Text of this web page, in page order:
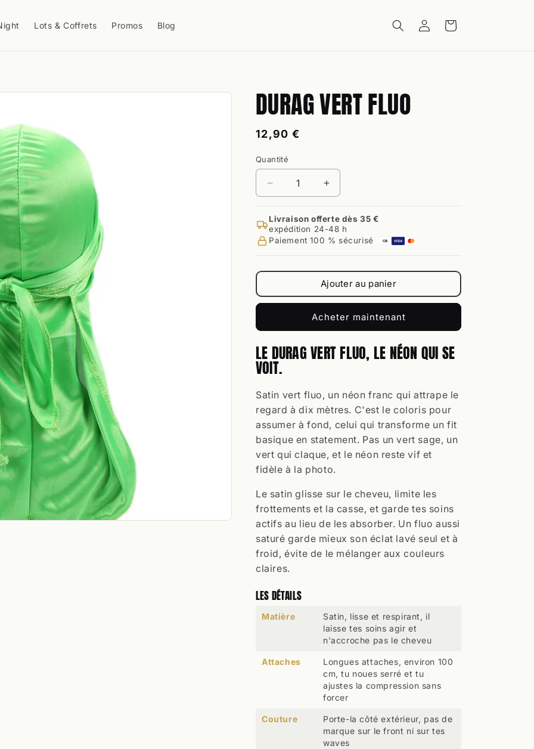
Lots & Coffrets Promos Blog ConnexionPanier
DURAG VERT FLUO
Prix
12,90 €
Quantité
Quantité
Réduire
la
quantité
de
Durag
Augmenter
la
quantité
de
Durag
Livraison offerte dès 35 €
expédition 24-48 h
Paiement 100 % sécurisé
CB VISA
Ajouter au panier
Acheter maintenant
LE DURAG VERT FLUO, LE NÉON QUI SE
VOIT.
Satin vert fluo, un néon franc qui attrape le
regard à dix mètres. C'est le coloris pour
assumer à fond, celui qui transforme un fit
basique en statement. Pas un vert sage, un
vert qui claque, et le néon reste vif et
fidèle à la photo.
Le satin glisse sur le cheveu, limite les
frottements et la casse, et garde tes soins
actifs au lieu de les absorber. Un fluo aussi
saturé garde mieux son éclat lavé seul et à
froid, évite de le mélanger aux couleurs
claires.
LES DÉTAILS
Matière
Satin, lisse et respirant, il
laisse tes soins agir et
n'accroche pas le cheveu
Attaches
Longues attaches, environ 100
cm, tu noues serré et tu
ajustes la compression sans
forcer
Couture
Porte-la côté extérieur, pas de
marque sur le front ni sur tes
waves